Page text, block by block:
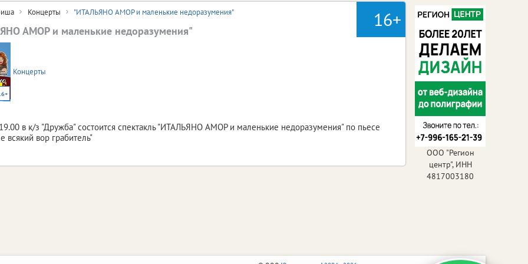
16+
Концерты "ИТАЛЬЯНО АМОР и маленькие недоразумения"
АМОР и маленькие недоразумения"
Концерты
в к/з "Дружба" состоится спектакль "ИТАЛЬЯНО АМОР и маленькие недоразумения" по пьесе
вор грабитель"
ООО "Регион
центр", ИНН
4817003180